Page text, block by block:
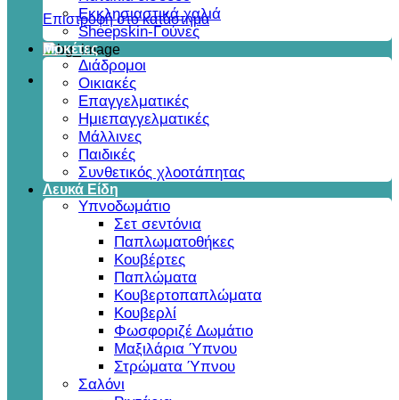
Επιστροφή στο κατάστημα
Εκκλησιαστικά χαλιά
Sheepskin-Γούνες
Μοκέτες
Διάδρομοι
Οικιακές
Επαγγελματικές
Ημιεπαγγελματικές
Μάλλινες
Παιδικές
Συνθετικός χλοοτάπητας
Λευκά Είδη
Υπνοδωμάτιο
Σετ σεντόνια
Παπλωματοθήκες
Κουβέρτες
Παπλώματα
Κουβερτοπαπλώματα
Κουβερλί
Φωσφοριζέ Δωμάτιο
Μαξιλάρια Ύπνου
Στρώματα Ύπνου
Σαλόνι